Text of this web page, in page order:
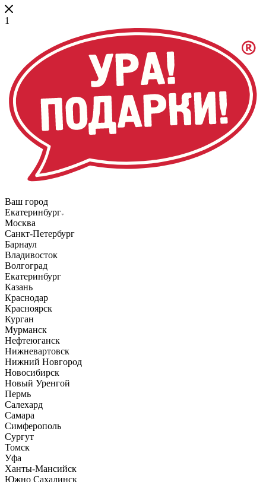
1
Ваш город
Екатеринбург
Москва
Санкт-Петербург
Барнаул
Владивосток
Волгоград
Екатеринбург
Казань
Краснодар
Красноярск
Курган
Мурманск
Нефтеюганск
Нижневартовск
Нижний Новгород
Новосибирск
Новый Уренгой
Пермь
Салехард
Самара
Симферополь
Сургут
Томск
Уфа
Ханты-Мансийск
Южно Сахалинск